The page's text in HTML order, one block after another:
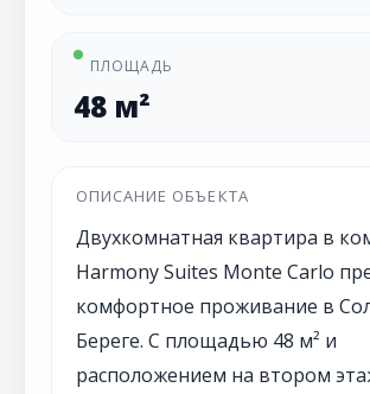
ПЛОЩАДЬ
48 м²
ОПИСАНИЕ ОБЪЕКТА
Двухкомнатная квартира в
Harmony Suites Monte Carlo
комфортное проживание в
Береге. С площадью 48 м² и
расположением на втором